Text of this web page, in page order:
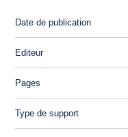
Date de publication
Editeur
Pages
Type de support